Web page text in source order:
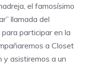
el famosísimo
llamada del
participar en la
a Closet
y asistiremos a un